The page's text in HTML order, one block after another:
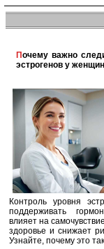
Почему важно следить за уровнем
эстрогенов у женщин
Контроль уровня
поддерживать
влияет на
здоровье и снижает
Узнайте, почему это